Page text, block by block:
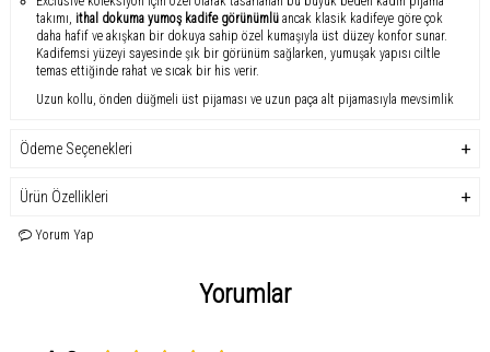
takımı, ithal dokuma yumoş kadife görünümlü ancak klasik kadifeye göre çok
daha hafif ve akışkan bir dokuya sahip özel kumaşıyla üst düzey konfor sunar.
Kadifemsi yüzeyi sayesinde şık bir görünüm sağlarken, yumuşak yapısı ciltle
temas ettiğinde rahat ve sıcak bir his verir.
Uzun kollu, önden düğmeli üst pijaması ve uzun paça alt pijamasıyla mevsimlik
yapısı ile formunu uzun süre korur. Hem şıklığı hem de konforu bir arada
Ödeme Seçenekleri
Ürün Özellikleri
Yorum Yap
Yorumlar